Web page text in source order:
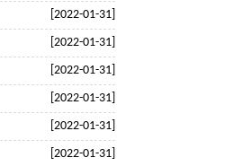
[2022-01-31]
[2022-01-31]
[2022-01-31]
[2022-01-31]
[2022-01-31]
[2022-01-31]